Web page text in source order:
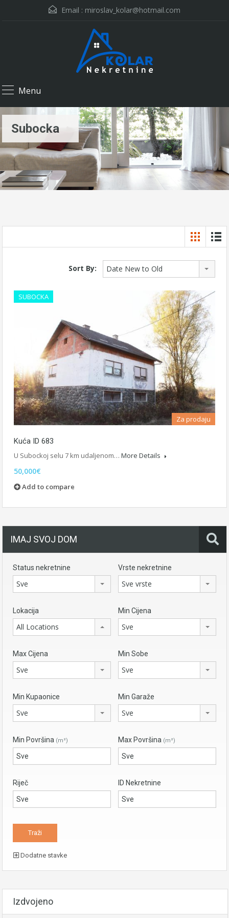
Email : miroslav_kolar@hotmail.com
Menu
Subocka
Sort By: Date New to Old
SUBOCKA
Za prodaju
Kuća ID 683
U Subockoj selu 7 km udaljenom… More Details
50,000€
Add to compare
IMAJ SVOJ DOM
Status nekretnine
Sve
Vrste nekretnine
Sve vrste
Lokacija
All Locations
Min Cijena
Sve
Max Cijena
Sve
Min Sobe
Sve
Min Kupaonice
Sve
Min Garaže
Sve
Min Površina (m²) Max Površina (m²)
Riječ ID Nekretnine
Dodatne stavke
Izdvojeno